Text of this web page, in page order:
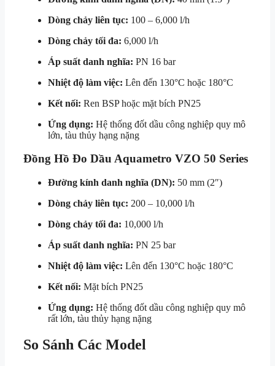
Dòng chảy liên tục: 100 – 6,000 l/h
Dòng chảy tối đa: 6,000 l/h
Áp suất danh nghĩa: PN 16 bar
Nhiệt độ làm việc: Lên đến 130°C hoặc 180°C
Kết nối: Ren BSP hoặc mặt bích PN25
Ứng dụng: Hệ thống đốt dầu công nghiệp quy mô
lớn, tàu thủy hạng nặng
Đồng Hồ Đo Dầu Aquametro VZO 50 Series
Đường kính danh nghĩa (DN): 50 mm (2″)
Dòng chảy liên tục: 200 – 10,000 l/h
Dòng chảy tối đa: 10,000 l/h
Áp suất danh nghĩa: PN 25 bar
Nhiệt độ làm việc: Lên đến 130°C hoặc 180°C
Kết nối: Mặt bích PN25
Ứng dụng: Hệ thống đốt dầu công nghiệp quy mô
rất lớn, tàu thủy hạng nặng
So Sánh Các Model